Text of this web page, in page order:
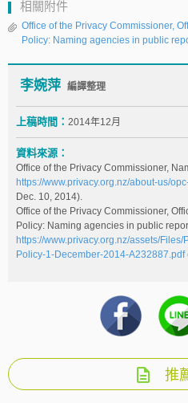
相關附件
Office of the Privacy Commissioner,
Policy: Naming agencies in public
李婉萍 編譯整理
上稿時間： 2014年12月
資料來源：
Office of the Privacy Commissioner,
https://www.privacy.org.nz/about-us/
Dec. 10, 2014).
Office of the Privacy Commissioner,
Policy: Naming agencies in public
https://www.privacy.org.nz/assets/
Policy-1-December-2014-A232887.pdf
推